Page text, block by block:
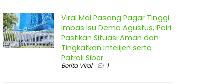
Viral Mal Pasang Pagar Tinggi
Imbas Isu Demo Agustus, Polri
Pastikan Situasi Aman dan
Tingkatkan Intelijen serta
Patroli Siber
Berita Viral 1